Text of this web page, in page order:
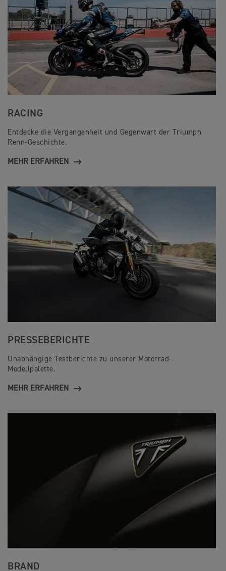
RACING
Entdecke die Vergangenheit und Gegenwart der Triumph
Renn-Geschichte.
MEHR ERFAHREN
PRESSEBERICHTE
Unabhängige Testberichte zu unserer Motorrad-
Modellpalette.
MEHR ERFAHREN
BRAND